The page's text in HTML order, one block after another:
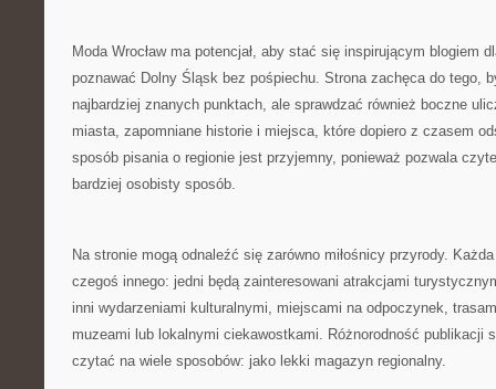
Moda Wrocław ma potencjał, aby stać się inspirującym blogiem
poznawać Dolny Śląsk bez pośpiechu. Strona zachęca do tego,
najbardziej znanych punktach, ale sprawdzać również boczne
miasta, zapomniane historie i miejsca, które dopiero z czasem
sposób pisania o regionie jest przyjemny, ponieważ pozwala
bardziej osobisty sposób.
Na stronie mogą odnaleźć się zarówno miłośnicy przyrody.
czegoś innego: jedni będą zainteresowani atrakcjami
inni wydarzeniami kulturalnymi, miejscami na odpoczynek,
muzeami lub lokalnymi ciekawostkami. Różnorodność publikacji
czytać na wiele sposobów: jako lekki magazyn regionalny.